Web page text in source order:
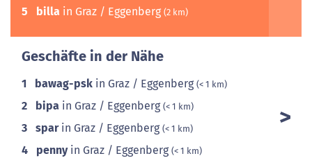
5 billa in Graz / Eggenberg (2 km)
Geschäfte in der Nähe
1 bawag-psk in Graz / Eggenberg (< 1 km)
2 bipa in Graz / Eggenberg (< 1 km)
3 sparin Graz / Eggenberg (< 1 km)
4 pennyin Graz / Eggenberg (< 1 km)